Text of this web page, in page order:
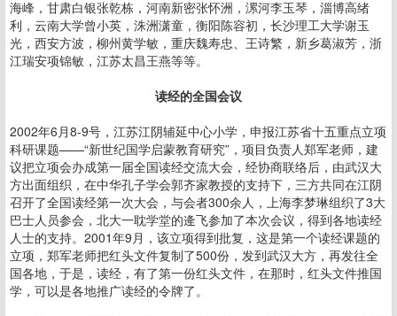
海峰，甘肃白银张乾栋，河南新密张怀洲，漯河李玉琴，淄博高绪
利，云南大学曾小英，洙洲潇童，衡阳陈容初，长沙理工大学谢玉
光，西安方波，柳州黄学敏，重庆魏寿忠、王诗繁，新乡葛淑芳，浙
江瑞安项锦敏，江苏太昌王燕等等。
读经的全国会议
2002年6月8-9号，江苏江阴辅延中心小学，申报江苏省十五重点立项
科研课题——“新世纪国学启蒙教育研究”，项目负责人郑军老师，建
议把立项会办成第一届全国读经交流大会，经协商联络后，由武汉大
方出面组织，在中华孔子学会郭齐家教授的支持下，三方共同在江阴
召开了全国读经第一次大会，与会者300余人，上海李梦琳组织了3大
巴士人员参会，北大一耽学堂的逄飞参加了本次会议，得到各地读经
人士的支持。2001年9月，该立项得到批复，这是第一个读经课题的
立项，郑军老师把红头文件复制了500份，发到武汉大方，再发往全
国各地，于是，读经，有了第一份红头文件，在那时，红头文件推国
学，可以是各地推广读经的令牌了。